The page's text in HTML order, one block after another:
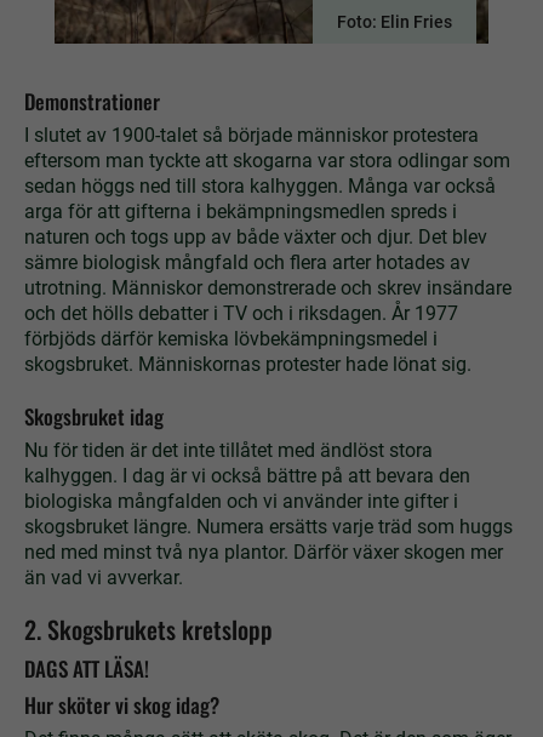
Foto: Elin Fries
Demonstrationer
I slutet av 1900-talet så började människor protestera
eftersom man tyckte att skogarna var stora odlingar som
sedan höggs ned till stora kalhyggen. Många var också
arga för att gifterna i bekämpningsmedlen spreds i
naturen och togs upp av både växter och djur. Det blev
sämre biologisk mångfald och flera arter hotades av
utrotning. Människor demonstrerade och skrev insändare
och det hölls debatter i TV och i riksdagen. År 1977
förbjöds därför kemiska lövbekämpningsmedel i
skogsbruket. Människornas protester hade lönat sig.
Skogsbruket idag
Nu för tiden är det inte tillåtet med ändlöst stora
kalhyggen. I dag är vi också bättre på att bevara den
biologiska mångfalden och vi använder inte gifter i
skogsbruket längre. Numera ersätts varje träd som huggs
ned med minst två nya plantor. Därför växer skogen mer
än vad vi avverkar.
2. Skogsbrukets kretslopp
DAGS ATT LÄSA!
Hur sköter vi skog idag?